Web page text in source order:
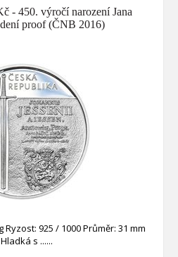
- 450. výročí narození Jana
proof (ČNB 2016)
925 / 1000 Průměr: 31 mm
Provedení: PROOF Hrana: Hladká s ...